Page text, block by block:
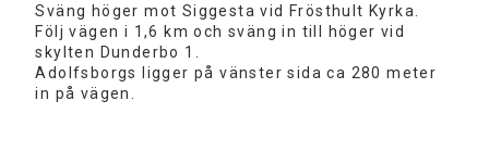
Sväng höger mot Siggesta vid Frösthult Kyrka.
Följ vägen i 1,6 km och sväng in till höger vid
skylten Dunderbo 1.
Adolfsborgs ligger på vänster sida ca 280 meter
in på vägen.